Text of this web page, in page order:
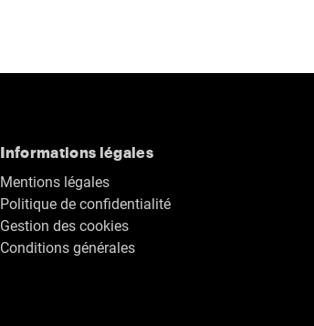
Informations légales
Mentions légales
Politique de confidentialité
Gestion des cookies
Conditions générales